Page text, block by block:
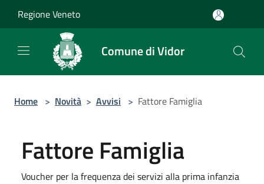
Regione Veneto
Comune di Vidor
Home > Novità > Avvisi > Fattore Famiglia
Fattore Famiglia
Voucher per la frequenza dei servizi alla prima infanzia